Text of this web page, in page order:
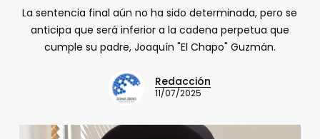
La sentencia final aún no ha sido determinada, pero se
anticipa que será inferior a la cadena perpetua que
cumple su padre, Joaquín "El Chapo" Guzmán.
Redacción
11/07/2025